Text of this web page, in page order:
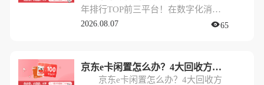
到这些“心意”后，往往会面临一个尴
尬的问题：自己并不需要在京东购
年排行TOP前三平台！在数字化消费
日益普及的今天，电商平台的各种卡
用范围广，常常作为企业员工福利、
商务馈赠的优选。然而，很多时候我
2026.08.07 65
京东e卡闲置怎么办？4大回收方式全对比！
京东e卡闲置怎么办？4大回收方